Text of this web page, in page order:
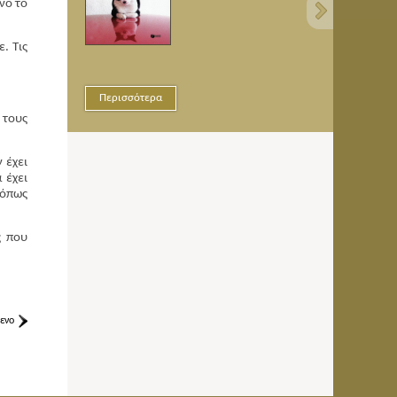
το
Τις
που
Περισσότερα